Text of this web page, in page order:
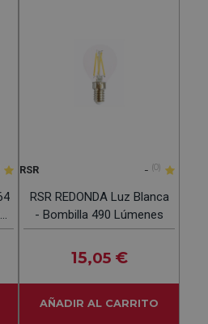
RSR - (0)
RSR REDONDA Luz Blanca
- Bombilla 490 Lúmenes
15,05 €
AÑADIR AL CARRITO